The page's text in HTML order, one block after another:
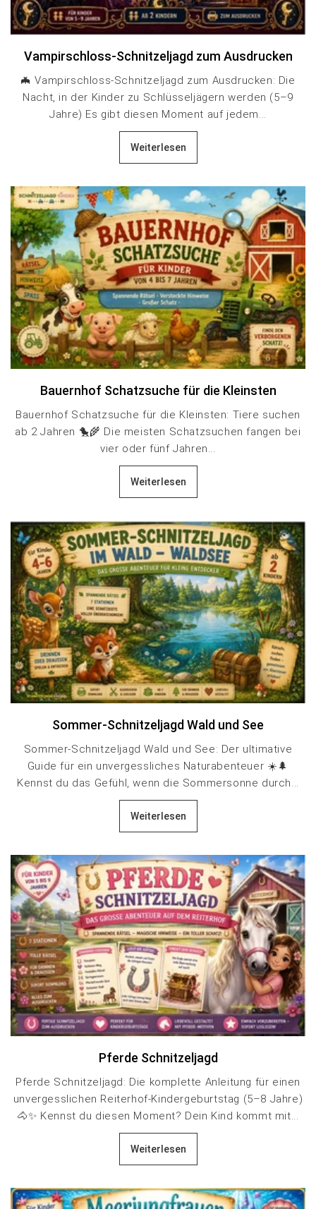
Vampirschloss-Schnitzeljagd zum Ausdrucken
🦇 Vampirschloss-Schnitzeljagd zum Ausdrucken: Die
Nacht, in der Kinder zu Schlüsseljägern werden (5–9
Jahre) Es gibt diesen Moment auf jedem...
Weiterlesen
Bauernhof Schatzsuche für die Kleinsten
Bauernhof Schatzsuche für die Kleinsten: Tiere suchen
ab 2 Jahren 🐤🌾 Die meisten Schatzsuchen fangen bei
vier oder fünf Jahren...
Weiterlesen
Sommer-Schnitzeljagd Wald und See
Sommer-Schnitzeljagd Wald und See: Der ultimative
Guide für ein unvergessliches Naturabenteuer ☀️🌲
Kennst du das Gefühl, wenn die Sommersonne durch...
Weiterlesen
Pferde Schnitzeljagd
Pferde Schnitzeljagd: Die komplette Anleitung für einen
unvergesslichen Reiterhof-Kindergeburtstag (5–8 Jahre)
🐴✨ Kennst du diesen Moment? Dein Kind kommt mit...
Weiterlesen